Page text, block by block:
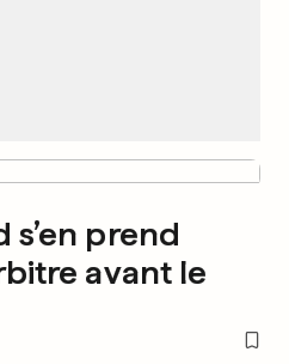
s’en prend
avant le